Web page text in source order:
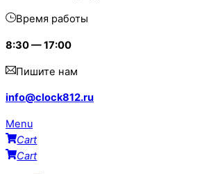
Время работы
8:30 — 17:00
Пишите нам
info@clock812.ru
Menu
Cart
Cart